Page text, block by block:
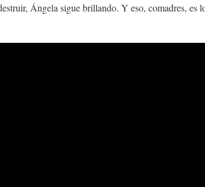
Ángela sigue brillando. Y eso, comadres, es